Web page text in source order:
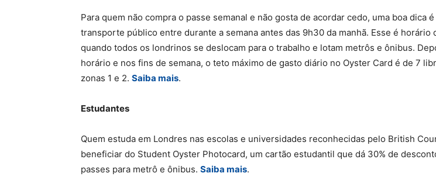
Para quem não compra o passe semanal e não gosta de acordar cedo, uma boa dica
transporte público entre durante a semana antes das 9h30 da manhã. Esse é horário
quando todos os londrinos se deslocam para o trabalho e lotam metrôs e ônibus.
horário e nos fins de semana, o teto máximo de gasto diário no Oyster Card é de 7
zonas 1 e 2. Saiba mais.
Estudantes
Quem estuda em Londres nas escolas e universidades reconhecidas pelo British
beneficiar do Student Oyster Photocard, um cartão estudantil que dá 30% de
passes para metrô e ônibus. Saiba mais.